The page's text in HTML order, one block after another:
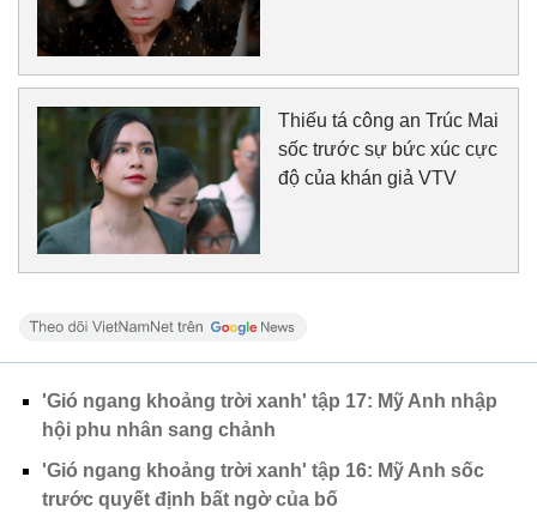
Thiếu tá công an Trúc Mai
sốc trước sự bức xúc cực
độ của khán giả VTV
'Gió ngang khoảng trời xanh' tập 17: Mỹ Anh nhập
hội phu nhân sang chảnh
'Gió ngang khoảng trời xanh' tập 16: Mỹ Anh sốc
trước quyết định bất ngờ của bố